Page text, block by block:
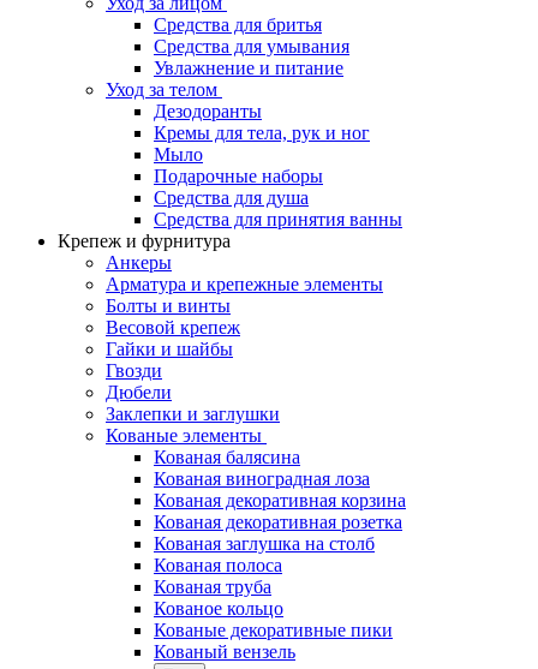
Средства для бритья
Средства для умывания
Увлажнение и питание
Уход за телом
Дезодоранты
Кремы для тела, рук и ног
Мыло
Подарочные наборы
Средства для душа
Средства для принятия ванны
Крепеж и фурнитура
Анкеры
Арматура и крепежные элементы
Болты и винты
Весовой крепеж
Гайки и шайбы
Гвозди
Дюбели
Заклепки и заглушки
Кованые элементы
Кованая балясина
Кованая виноградная лоза
Кованая декоративная корзина
Кованая декоративная розетка
Кованая заглушка на столб
Кованая полоса
Кованая труба
Кованое кольцо
Кованые декоративные пики
Кованый вензель